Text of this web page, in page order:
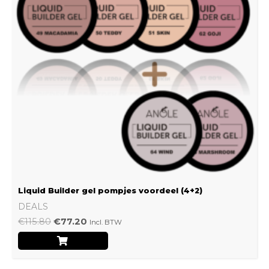
Liquid Builder gel pompjes voordeel (4+2)
DEALS
€115.80 €77.20 Incl. BTW